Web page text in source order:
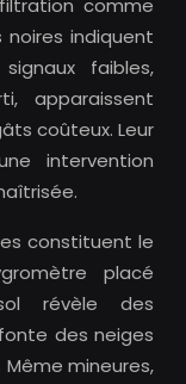
comme
noires indiquent
faibles,
apparaissent
coûteux. Leur
intervention
constituent le
placé
révèle des
des neiges
mineures,